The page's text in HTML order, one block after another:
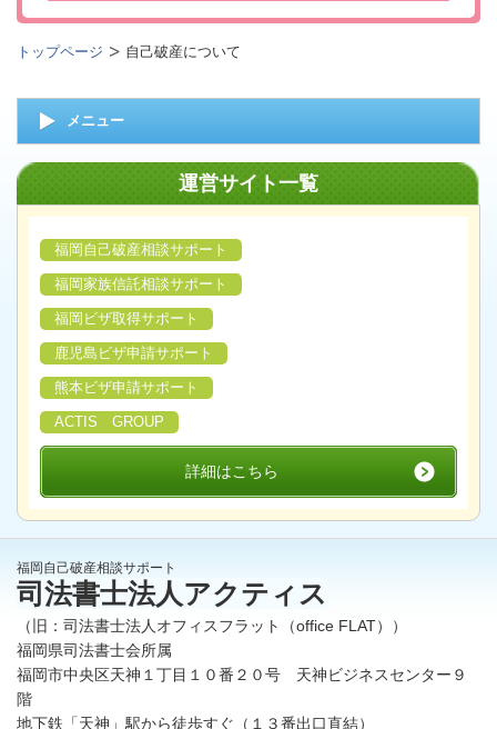
トップページ 自己破産について
メニュー
運営サイト一覧
福岡自己破産相談サポート
福岡家族信託相談サポート
福岡ビザ取得サポート
鹿児島ビザ申請サポート
熊本ビザ申請サポート
ACTIS GROUP
詳細はこちら
福岡自己破産相談サポート
司法書士法人アクティス
（旧：司法書士法人オフィスフラット（office FLAT））
福岡県司法書士会所属
福岡市中央区天神１丁目１０番２０号 天神ビジネスセンター９
階
地下鉄「天神」駅から徒歩すぐ（１３番出口直結）